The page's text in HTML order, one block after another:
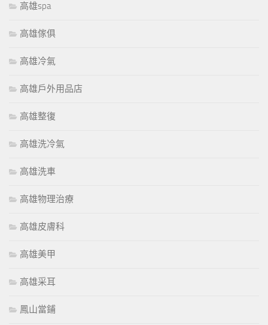
高雄spa
高雄傢俱
高雄冷氣
高雄戶外用品店
高雄整復
高雄洗冷氣
高雄洗車
高雄物理治療
高雄皮膚科
高雄美甲
高雄采耳
鳳山當鋪